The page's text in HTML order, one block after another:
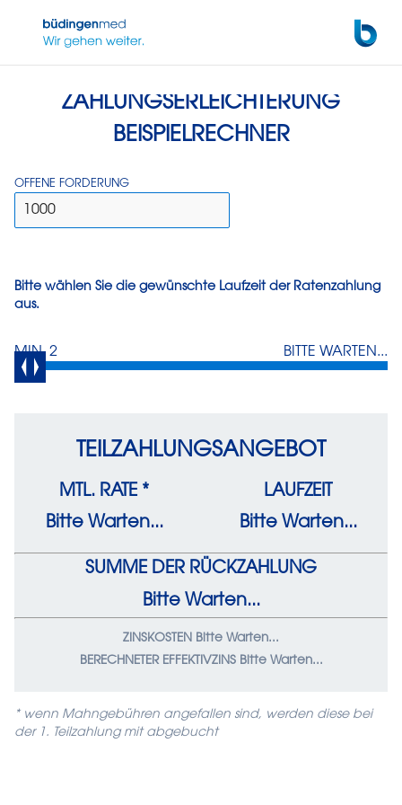
ZAHLUNGSERLEICHTERUNG
BEISPIELRECHNER
OFFENE FORDERUNG
Bitte wählen Sie die gewünschte Laufzeit der Ratenzahlung
aus.
MIN. 2 BITTE WARTEN...
TEILZAHLUNGSANGEBOT
MTL. RATE *
Bitte Warten...
LAUFZEIT
Bitte Warten...
SUMME DER RÜCK­ZAHLUNG
Bitte Warten...
ZINSKOSTEN Bitte Warten...
BERECHNETER EFFEKTIVZINS Bitte Warten...
* wenn Mahngebühren angefallen sind, werden diese bei
der 1. Teilzahlung mit abgebucht